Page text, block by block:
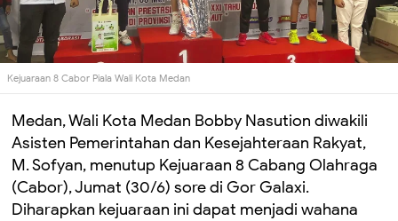
Kejuaraan 8 Cabor Piala Wali Kota Medan
Medan, Wali Kota Medan Bobby Nasution diwakili
Asisten Pemerintahan dan Kesejahteraan Rakyat,
M. Sofyan, menutup Kejuaraan 8 Cabang Olahraga
(Cabor), Jumat (30/6) sore di Gor Galaxi.
Diharapkan kejuaraan ini dapat menjadi wahana